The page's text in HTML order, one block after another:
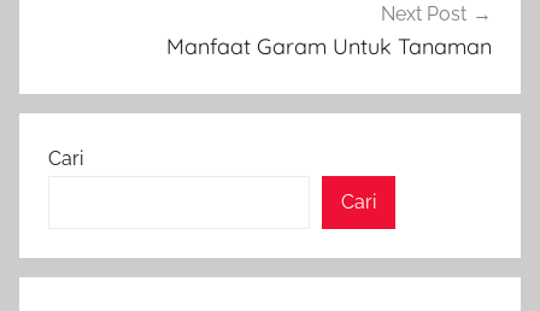
Next Post
Manfaat Garam Untuk Tanaman
Cari
Cari